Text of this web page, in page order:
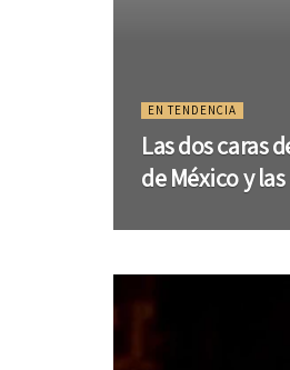
EN TENDENCIA
Las dos caras
de México y